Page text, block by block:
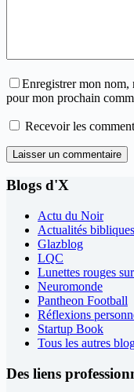
Enregistrer mon nom,
pour mon prochain
Recevoir les
Laisser un commentaire
Blogs d'X
Actu du Noir
Actualités bibliques
Glazblog
LQC
Lunettes rouges
Neuromonde
Pantheon Football
Réflexions
Startup Book
Tous les autres
Des liens